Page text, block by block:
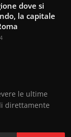
dove si
la capitale
le ultime
direttamente